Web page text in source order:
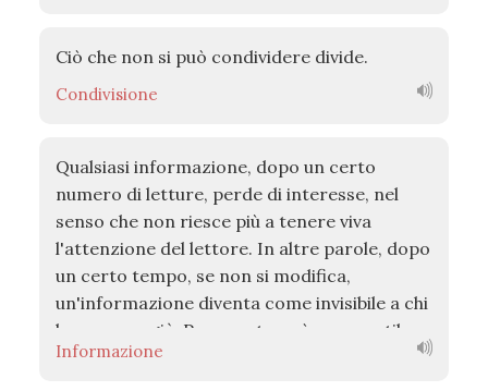
Ciò che non si può condividere divide.
Condivisione
Qualsiasi informazione, dopo un certo
numero di letture, perde di interesse, nel
senso che non riesce più a tenere viva
l'attenzione del lettore. In altre parole, dopo
un certo tempo, se non si modifica,
un'informazione diventa come invisibile a chi
la conosce già. Per questo può essere utile
descrivere in forme nuove idee già note.
Informazione